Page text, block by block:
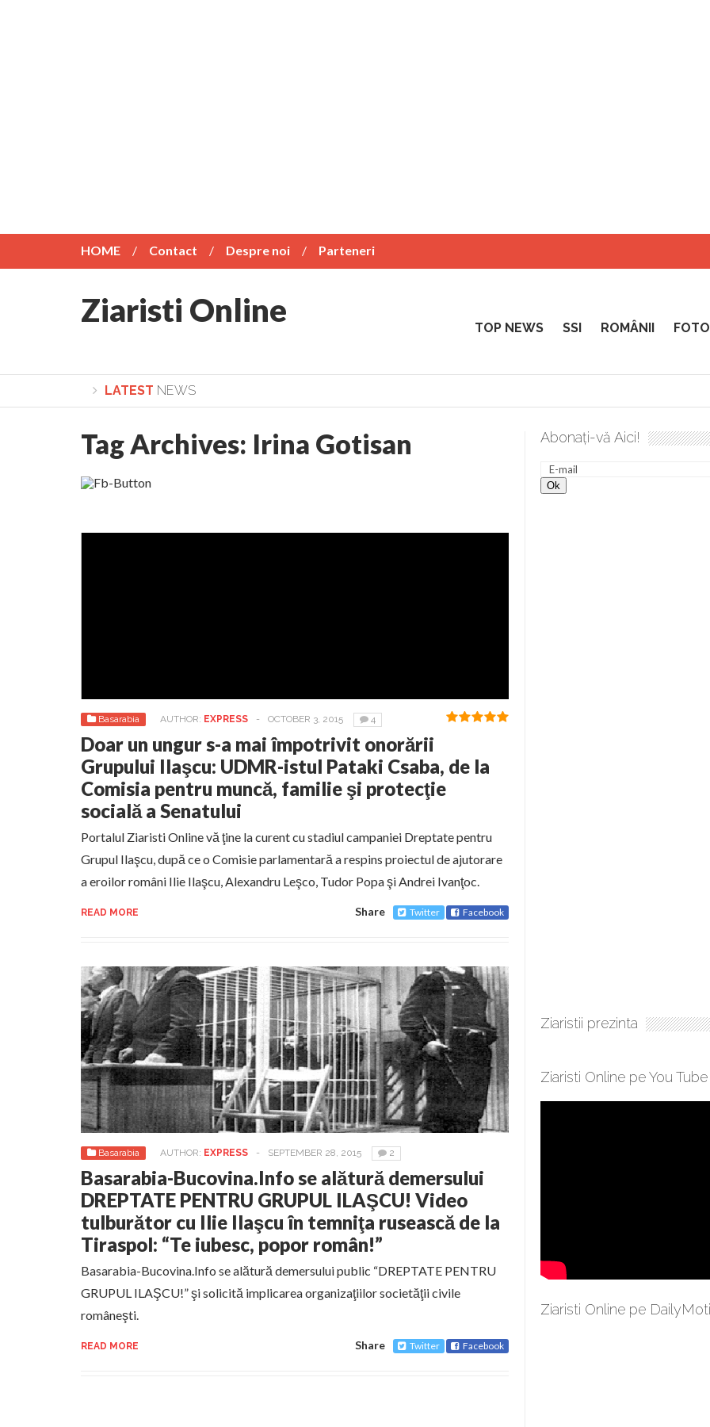
HOME Contact Despre noi Parteneri
Ziaristi Online TOP NEWS SSI ROMÂNII
LATEST NEWS
Lepădarea de sine și urmarea lui Hristos. Calea spre desăvârșire. Gând de duminică de Elena Solunca Moise
Tag Archives: Irina Gotisan
Basarabia AUTHOR: EXPRESS - OCTOBER 3, 2015 4
Doar un ungur s-a mai împotrivit onorării
Grupului Ilaşcu: UDMR-istul Pataki Csaba, de la
Comisia pentru muncă, familie şi protecţie
socială a Senatului
Portalul Ziaristi Online vă ţine la curent cu stadiul campaniei Dreptate pentru
Grupul Ilaşcu, după ce o Comisie parlamentară a respins proiectul de ajutorare
a eroilor români Ilie Ilaşcu, Alexandru Leşco, Tudor Popa şi Andrei Ivanţoc.
READ MORE Share Twitter Facebook
Basarabia AUTHOR: EXPRESS - SEPTEMBER 28, 2015 2
Basarabia-Bucovina.Info se alătură demersului
DREPTATE PENTRU GRUPUL ILAŞCU! Video
tulburător cu Ilie Ilaşcu în temniţa rusească de la
Tiraspol: “Te iubesc, popor român!”
Basarabia-Bucovina.Info se alătură demersului public “DREPTATE PENTRU
GRUPUL ILAŞCU!” şi solicită implicarea organizaţiilor societăţii civile
româneşti.
READ MORE Share Twitter Facebook
Abonați-vă Aici!
Ziaristii prezinta
Ziaristi Online pe You Tube
Ziaristi Online pe